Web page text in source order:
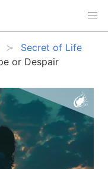
Secret of Life
or Despair